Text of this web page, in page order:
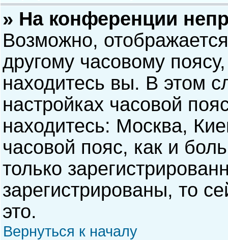
» На конференции
Возможно,
другому часовому
находитесь вы. В этом
настройках часовой
находитесь: Москва,
часовой пояс, как и
только
зарегистрированы, то
это.
Вернуться к началу